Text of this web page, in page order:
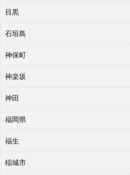
目黒
石垣島
神保町
神楽坂
神田
福岡県
福生
稲城市